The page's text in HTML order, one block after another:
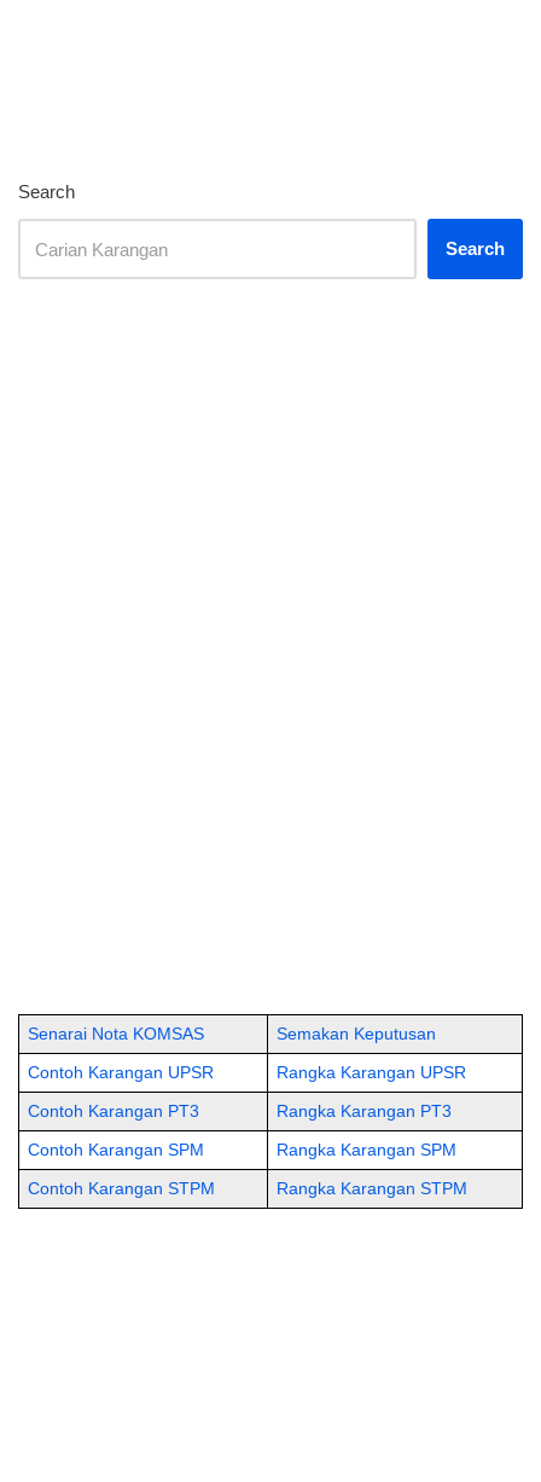
Search
Search
Senarai Nota KOMSAS Semakan Keputusan
Contoh Karangan UPSR Rangka Karangan UPSR
Contoh Karangan PT3 Rangka Karangan PT3
Contoh Karangan SPM Rangka Karangan SPM
Contoh Karangan STPM Rangka Karangan STPM